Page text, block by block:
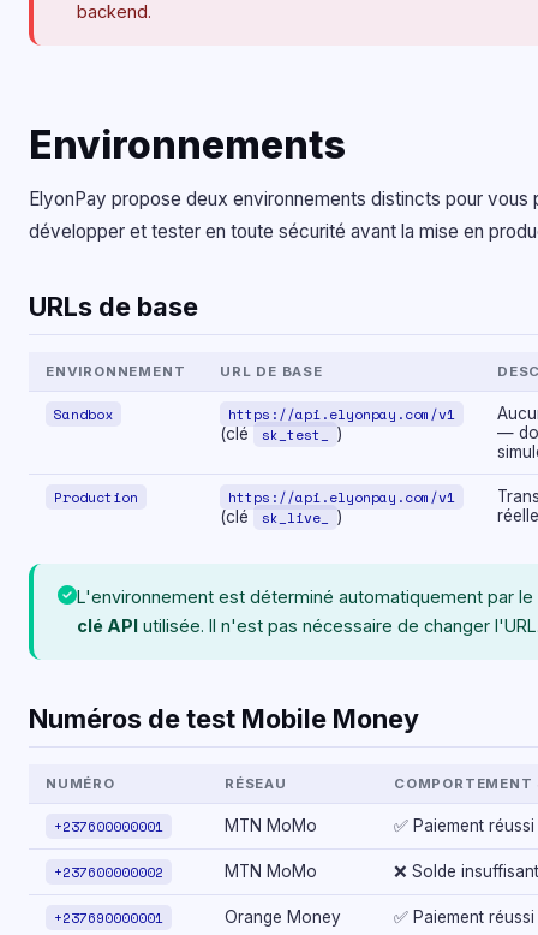
backend.
Environnements
ElyonPay propose deux environnements distincts pour vous
développer et tester en toute sécurité avant la mise en
URLs de base
ENVIRONNEMENT URL DE BASE
Sandbox https://api.elyonpay.com/v1
(clé sk_test_ )
—
Production https://api.elyonpay.com/v1
(clé sk_live_ )
L'environnement est déterminé automatiquement par le
clé API utilisée. Il n'est pas nécessaire de changer
Numéros de test Mobile Money
NUMÉRO RÉSEAU COMPORTEMENT
+237600000001 MTN MoMo ✅ Paiement réussi
+237600000002 MTN MoMo ❌ Solde insuffisant
+237690000001 Orange Money ✅ Paiement réussi